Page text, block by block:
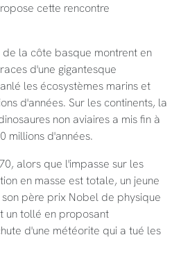
cette rencontre
de la côte basque montrent en
d'une gigantesque
les écosystèmes marins et
d'années. Sur les continents, la
non aviaires a mis fin à
millions d'années.
alors que l'impasse sur les
en masse est totale, un jeune
père prix Nobel de physique
un tollé en proposant
d'une météorite qui a tué les